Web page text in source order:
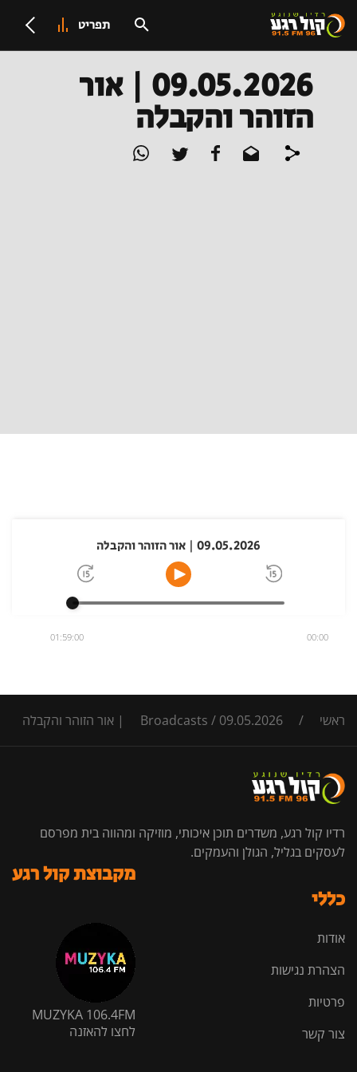
תפריט
09.05.2026 | אור
הזוהר והקבלה
09.05.2026 | אור הזוהר והקבלה
00:00
01:59:00
ראשי /
Broadcasts / 09.05.2026 | אור הזוהר והקבלה
רדיו קול רגע, משדרים תוכן איכותי, מוזיקה ומהווה בית מפרסם
לעסקים בגליל, הגולן והעמקים.
כללי
אודות
הצהרת נגישות
פרטיות
צור קשר
מקבוצת קול רגע
MUZYKA 106.4FM
לחצו להאזנה